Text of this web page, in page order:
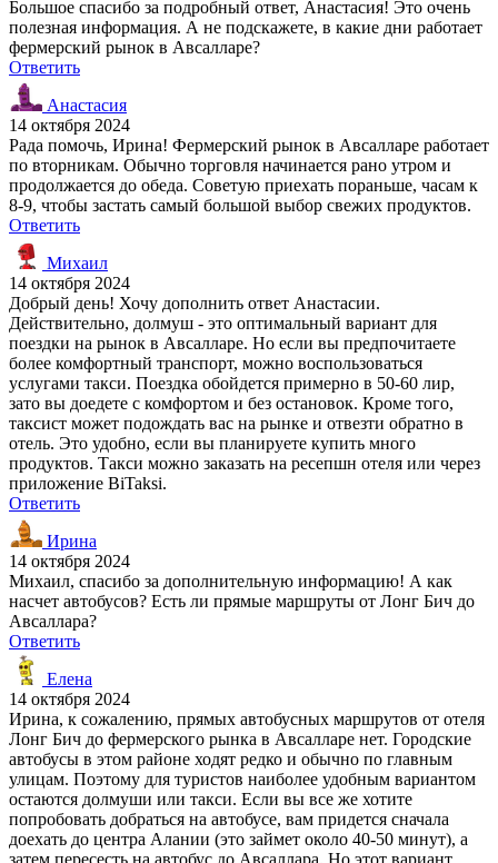
Большое спасибо за подробный ответ, Анастасия! Это очень
полезная информация. А не подскажете, в какие дни работает
фермерский рынок в Авсалларе?
Ответить
Анастасия
14 октября 2024
Рада помочь, Ирина! Фермерский рынок в Авсалларе работает
по вторникам. Обычно торговля начинается рано утром и
продолжается до обеда. Советую приехать пораньше, часам к
8-9, чтобы застать самый большой выбор свежих продуктов.
Ответить
Михаил
14 октября 2024
Добрый день! Хочу дополнить ответ Анастасии.
Действительно, долмуш - это оптимальный вариант для
поездки на рынок в Авсалларе. Но если вы предпочитаете
более комфортный транспорт, можно воспользоваться
услугами такси. Поездка обойдется примерно в 50-60 лир,
зато вы доедете с комфортом и без остановок. Кроме того,
таксист может подождать вас на рынке и отвезти обратно в
отель. Это удобно, если вы планируете купить много
продуктов. Такси можно заказать на ресепшн отеля или через
приложение BiTaksi.
Ответить
Ирина
14 октября 2024
Михаил, спасибо за дополнительную информацию! А как
насчет автобусов? Есть ли прямые маршруты от Лонг Бич до
Авсаллара?
Ответить
Елена
14 октября 2024
Ирина, к сожалению, прямых автобусных маршрутов от отеля
Лонг Бич до фермерского рынка в Авсалларе нет. Городские
автобусы в этом районе ходят редко и обычно по главным
улицам. Поэтому для туристов наиболее удобным вариантом
остаются долмуши или такси. Если вы все же хотите
попробовать добраться на автобусе, вам придется сначала
доехать до центра Алании (это займет около 40-50 минут), а
затем пересесть на автобус до Авсаллара. Но этот вариант